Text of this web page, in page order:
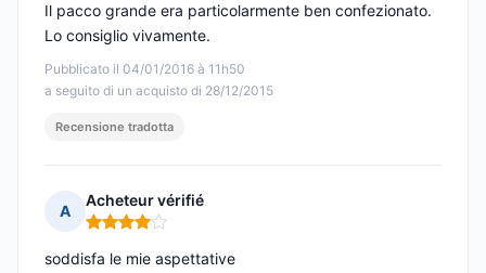
Pubblicato il 04/01/2016 à 11h50
a seguito di un acquisto di 28/12/2015
Il pacco grande era particolarmente ben confezionato.
Lo consiglio vivamente.
Recensione tradotta
A
Acheteur vérifié
Nota: 4 su 5
soddisfa le mie aspettative